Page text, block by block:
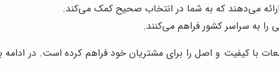
می‌دهند که به شما در انتخاب صحیح کمک می‌کند.
را به سراسر کشور فراهم می‌کنند.
با کیفیت و اصل را برای مشتریان خود فراهم کرده است. در ادامه